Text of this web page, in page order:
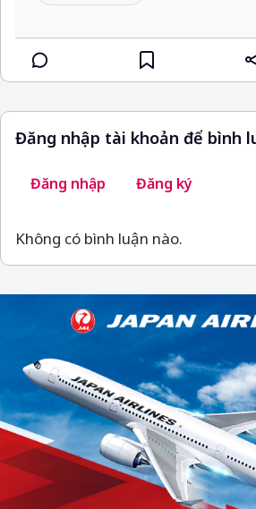
Đăng nhập tài khoản để bình
Đăng nhập Đăng ký
Không có bình luận nào.